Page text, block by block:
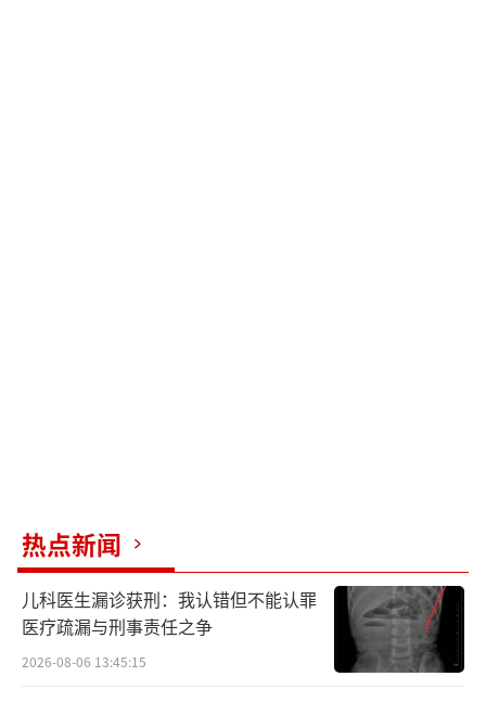
热点新闻
儿科医生漏诊获刑：我认错但不能认罪
医疗疏漏与刑事责任之争
2026-08-06 13:45:15